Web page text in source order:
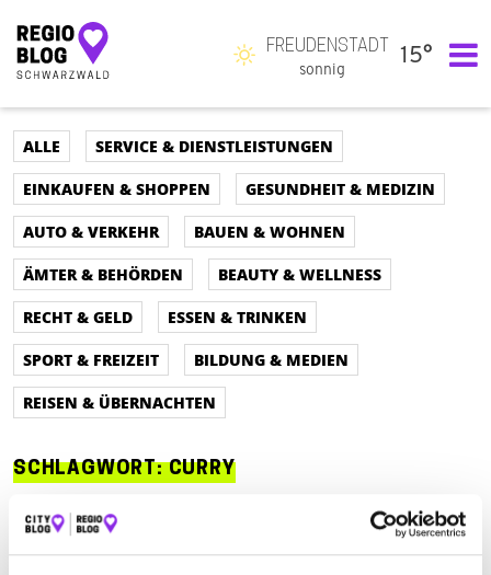
Hauptnavigation
FREUDENSTADT
sonnig
15°
ALLE
SERVICE & DIENSTLEISTUNGEN
EINKAUFEN & SHOPPEN
GESUNDHEIT & MEDIZIN
AUTO & VERKEHR
BAUEN & WOHNEN
ÄMTER & BEHÖRDEN
BEAUTY & WELLNESS
RECHT & GELD
ESSEN & TRINKEN
SPORT & FREIZEIT
BILDUNG & MEDIEN
REISEN & ÜBERNACHTEN
SCHLAGWORT:CURRY
ALLE AUTO & VERKEHR
ESSEN & TRINKEN